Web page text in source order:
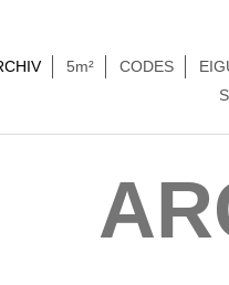
5m² CODES